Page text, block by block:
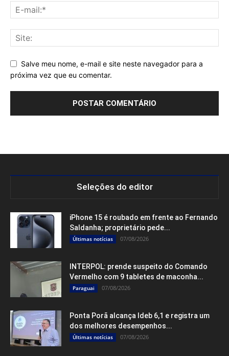
Salve meu nome, e-mail e site neste navegador para a
próxima vez que eu comentar.
Seleções do editor
iPhone 15 é roubado em frente ao Fernando
Saldanha; proprietário pede...
Últimas notícias 07/08/2026
INTERPOL: prende suspeito do Comando
Vermelho com 9 tabletes de maconha...
Paraguai 07/08/2026
Ponta Porã alcança Ideb 6,1 e registra um
dos melhores desempenhos...
Últimas notícias 07/08/2026